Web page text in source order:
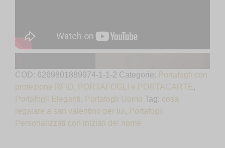
COD: 6269801889974-1-1-2 Categorie: Portafogli con
protezione RFID, PORTAFOGLI e PORTACARTE ,
Portafogli Eleganti , Portafogli Uomo Tag: cosa
regalare a san valentino per lui , Portafogli
Personalizzati con iniziali del nome